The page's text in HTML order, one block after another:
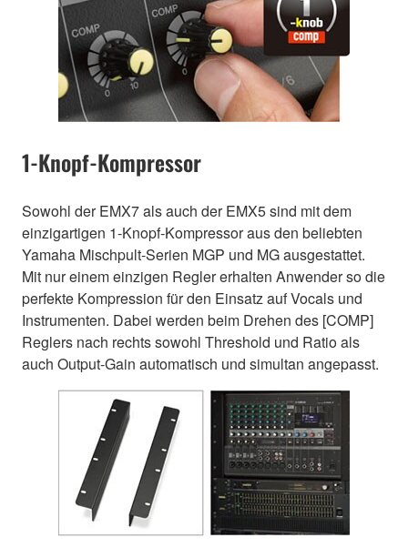
1-Knopf-Kompressor
Sowohl der EMX7 als auch der EMX5 sind mit dem
einzigartigen 1-Knopf-Kompressor aus den beliebten
Yamaha Mischpult-Serien MGP und MG ausgestattet.
Mit nur einem einzigen Regler erhalten Anwender so die
perfekte Kompression für den Einsatz auf Vocals und
Instrumenten. Dabei werden beim Drehen des [COMP]
Reglers nach rechts sowohl Threshold und Ratio als
auch Output-Gain automatisch und simultan angepasst.